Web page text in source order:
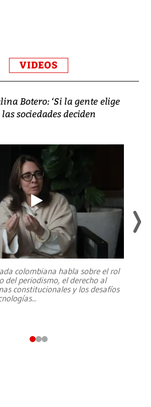
VIDEOS
Botero: ‘Si la gente elige
sociedades deciden
colombiana habla sobre el rol
del periodismo, el derecho al
constitucionales y los desafíos
...